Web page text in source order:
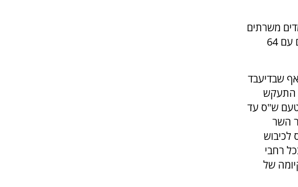
משרתים
שירות פעיל במילואים באופן השולל מהם את זכותם הדמוקרטית הלגיטימית, לבוא בדברים עם 64
שבדיעבד
התעקש
ש"ס עד
השר
לכיבוש
רחבי
שלא היו כמותה בכל 78 שנות קיומה של